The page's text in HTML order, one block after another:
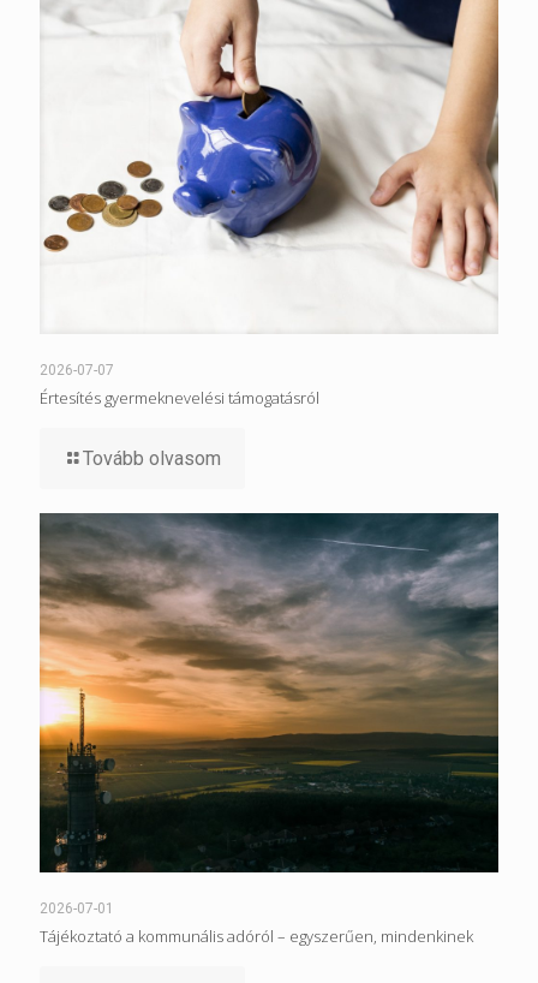
2026-07-07
Értesítés gyermeknevelési támogatásról
Tovább olvasom
2026-07-01
Tájékoztató a kommunális adóról – egyszerűen, mindenkinek